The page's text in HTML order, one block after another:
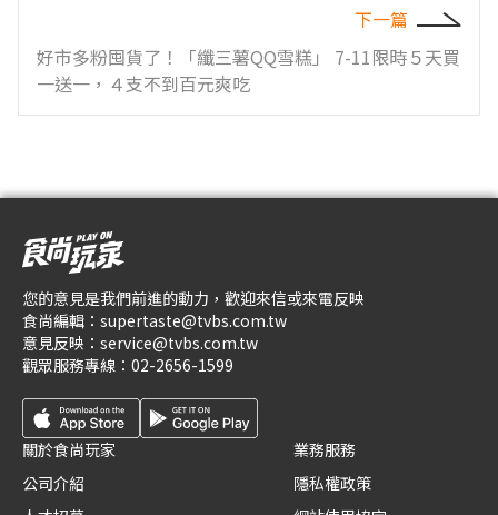
下一篇
好市多粉囤貨了！「纖三薯QQ雪糕」 7-11限時５天買
一送一，４支不到百元爽吃
您的意見是我們前進的動力，歡迎來信或來電反映
食尚編輯： supertaste@tvbs.com.tw
意見反映： service@tvbs.com.tw
觀眾服務專線： 02-2656-1599
關於食尚玩家
公司介紹
業務服務
隱私權政策